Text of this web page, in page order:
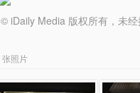
© iDaily Media 版权所有，未经
张照片